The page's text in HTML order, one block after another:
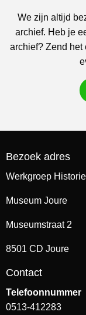
We zijn altijd
archief. Heb je
archief? Zend het
Bezoek adres
Werkgroep
Museum Joure
Museumstraat 2
8501 CD Joure
Contact
Telefoonnummer
0513-412283